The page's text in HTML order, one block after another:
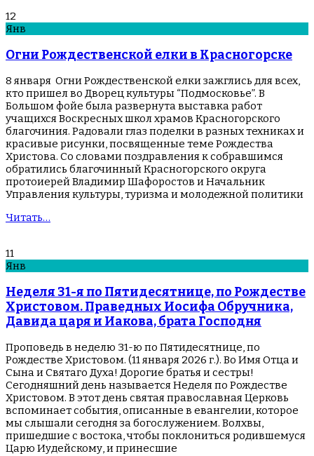
12
Янв
Огни Рождественской елки в Красногорске
8 января Огни Рождественской елки зажглись для всех,
кто пришел во Дворец культуры “Подмосковье”. В
Большом фойе была развернута выставка работ
учащихся Воскресных школ храмов Красногорского
благочиния. Радовали глаз поделки в разных техниках и
красивые рисунки, посвященные теме Рождества
Христова. Со словами поздравления к собравшимся
обратились благочинный Красногорского округа
протоиерей Владимир Шафоростов и Начальник
Управления культуры, туризма и молодежной политики
Читать…
11
Янв
Неделя 31-я по Пятидесятнице, по Рождестве
Христовом. Праведных Иосифа Обручника,
Давида царя и Иакова, брата Господня
Проповедь в неделю 31-ю по Пятидесятнице, по
Рождестве Христовом. (11 января 2026 г.). Во Имя Отца и
Сына и Святаго Духа! Дорогие братья и сестры!
Сегодняшний день называется Неделя по Рождестве
Христовом. В этот день святая православная Церковь
вспоминает события, описанные в евангелии, которое
мы слышали сегодня за богослужением. Волхвы,
пришедшие с востока, чтобы поклониться родившемуся
Царю Иудейскому, и принесшие